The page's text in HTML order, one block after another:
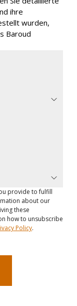
ihre
wurden,
Baroud
provide to fulfill
about our
these
how to unsubscribe
Policy.